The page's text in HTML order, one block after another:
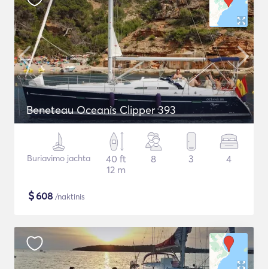
Beneteau Oceanis Clipper 393
Buriavimo jachta
40 ft
12 m
8 3 4
$608 /naktinis